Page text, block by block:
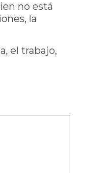
no está
la
el trabajo,